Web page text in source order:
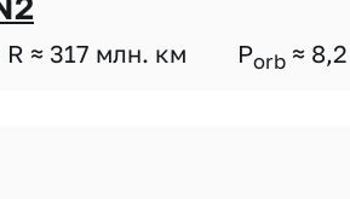
R ≈ 317 млн. км Porb ≈ 8,2